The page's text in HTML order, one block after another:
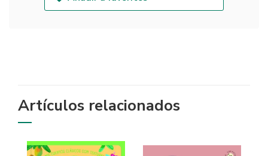
Artículos relacionados